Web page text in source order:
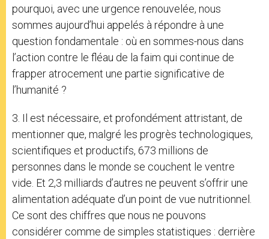
pourquoi, avec une urgence renouvelée, nous
sommes aujourd’hui appelés à répondre à une
question fondamentale : où en sommes-nous dans
l’action contre le fléau de la faim qui continue de
frapper atrocement une partie significative de
l’humanité ?
3. Il est nécessaire, et profondément attristant, de
mentionner que, malgré les progrès technologiques,
scientifiques et productifs, 673 millions de
personnes dans le monde se couchent le ventre
vide. Et 2,3 milliards d’autres ne peuvent s’offrir une
alimentation adéquate d’un point de vue nutritionnel.
Ce sont des chiffres que nous ne pouvons
considérer comme de simples statistiques : derrière